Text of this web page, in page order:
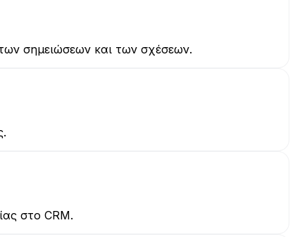
σημειώσεων και των σχέσεων.
στο CRM.